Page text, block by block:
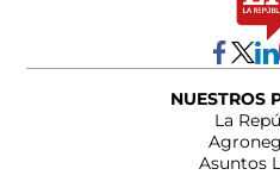
NUESTROS
La
Asuntos